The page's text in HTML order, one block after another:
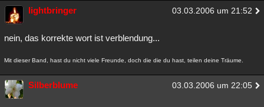
lightbringer 03.03.2006 um 21:52
nein, das korrekte wort ist verblendung...
Mit dieser Band, hast du nicht viele Freunde, doch die die du hast, teilen deine Träume.
Silberblume 03.03.2006 um 22:05